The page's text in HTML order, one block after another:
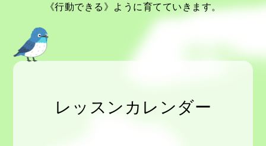
《行動できる》ように育てていきます。
レッスンカレンダー